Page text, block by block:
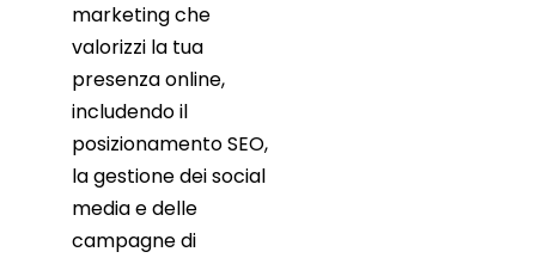
marketing che
valorizzi la tua
presenza online,
includendo il
posizionamento SEO,
la gestione dei social
media e delle
campagne di